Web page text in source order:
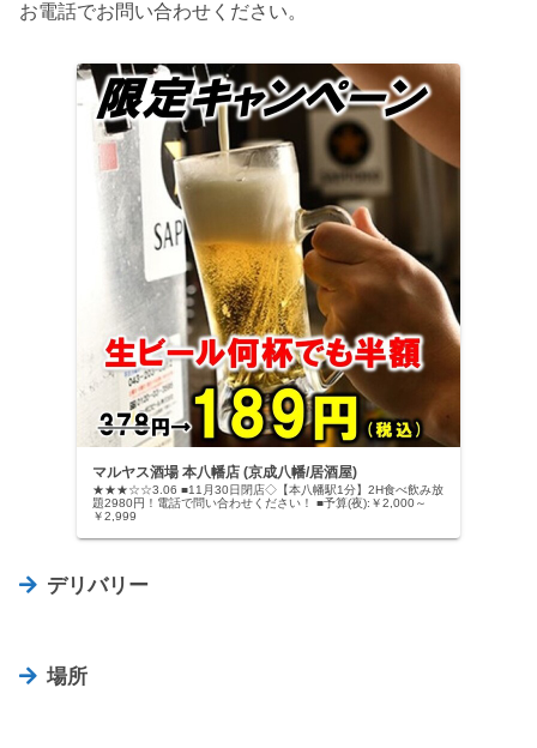
お電話でお問い合わせください。
マルヤス酒場 本八幡店 (京成八幡/居酒屋)
★★★☆☆3.06 ■11月30日閉店◇【本八幡駅1分】2H食べ飲み放
題2980円！電話で問い合わせください！ ■予算(夜):￥2,000～
￥2,999
デリバリー
場所